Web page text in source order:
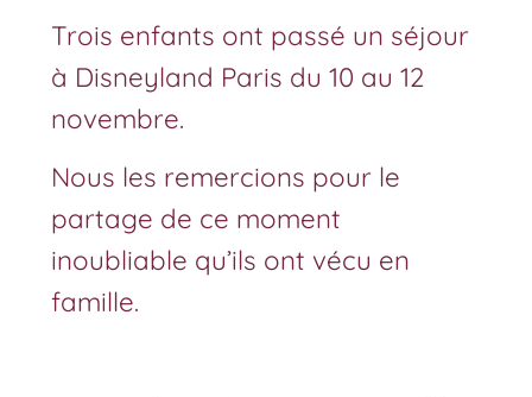
Trois enfants ont passé un séjour
à Disneyland Paris du 10 au 12
novembre.
Nous les remercions pour le
partage de ce moment
inoubliable qu’ils ont vécu en
famille.